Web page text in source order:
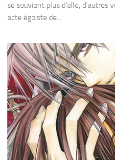
se souvient plus d’elle,
acte égoïste de...